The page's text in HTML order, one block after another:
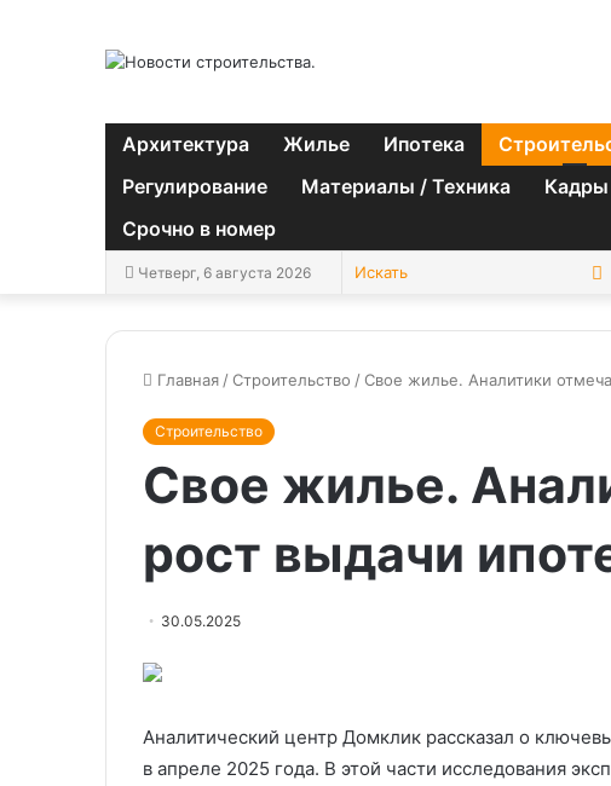
Архитектура Жилье Ипотека
Регулирование
Материалы / Техника Кадры
Срочно в номер
Четверг, 6 августа 2026
Главная /Строительство /Свое жилье. Аналитики
Строительство
Свое жилье.
рост выдачи
30.05.2025
Аналитический центр Домклик рассказал о
в апреле 2025 года. В этой части исследования